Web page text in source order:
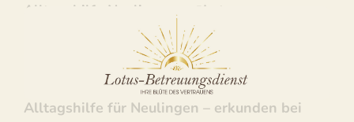
Alltagshilfe Neulingen – ↗️Lotus-
Betreuungsdienst: ✓Haushaltshilfe,
Familienhelfer, Pflegehilfe, Betreuung für
Pflegebedürftige, Gartenarbeiten.
Alltagshilfe für Neulingen – erkunden bei